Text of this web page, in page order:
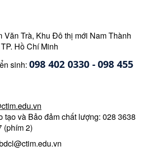
Văn Trà, Khu Đô thị mới Nam Thành
Hồ Chí Minh
sinh: 098 402 0330 - 098 455
tạo và Bảo đảm chất lượng: 028 3638
(phím 2)